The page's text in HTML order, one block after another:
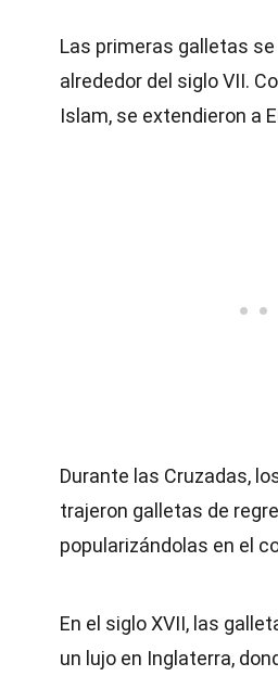
Las primeras galletas
alrededor del siglo VII.
Islam, se extendieron a
Durante las Cruzadas,
trajeron galletas de
popularizándolas en el
En el siglo XVII, las
un lujo en Inglaterra,